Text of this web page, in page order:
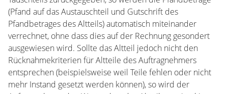
(Pfand auf das Austauschteil und Gutschrift des
Pfandbetrages des Altteils) automatisch miteinander
verrechnet, ohne dass dies auf der Rechnung gesondert
ausgewiesen wird. Sollte das Altteil jedoch nicht den
Rücknahmekriterien für Altteile des Auftragnehmers
entsprechen (beispielsweise weil Teile fehlen oder nicht
mehr Instand gesetzt werden können), so wird der